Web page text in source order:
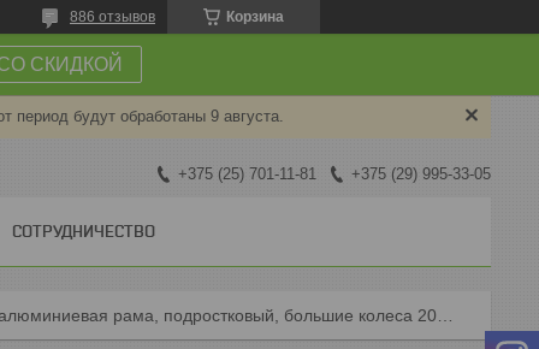
Корзина
886 отзывов
СКИДКОЙ
период будут обработаны 9 августа.
+375 (25) 701-11-81 +375 (29) 995-33-05
СОТРУДНИЧЕСТВО